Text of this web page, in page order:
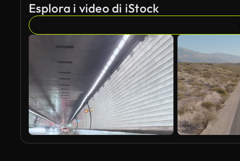
Esplora i video di iStock